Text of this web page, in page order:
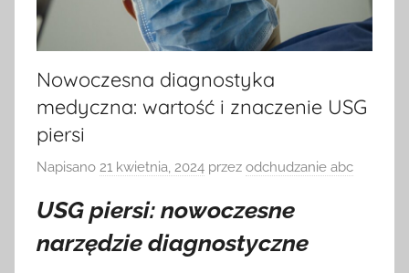
Nowoczesna diagnostyka
medyczna: wartość i znaczenie USG
piersi
Napisano 21 kwietnia, 2024 przez odchudzanie abc
USG piersi: nowoczesne
narzędzie diagnostyczne